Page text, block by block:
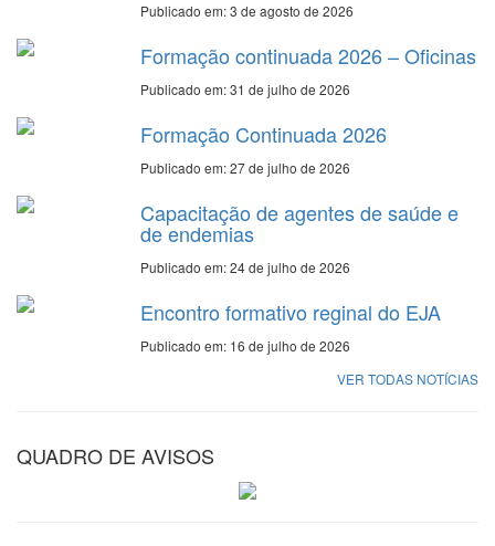
Publicado em: 3 de agosto de 2026
Formação continuada 2026 – Oficinas
Publicado em: 31 de julho de 2026
Formação Continuada 2026
Publicado em: 27 de julho de 2026
Capacitação de agentes de saúde e
de endemias
Publicado em: 24 de julho de 2026
Encontro formativo reginal do EJA
Publicado em: 16 de julho de 2026
VER TODAS NOTÍCIAS
QUADRO DE AVISOS